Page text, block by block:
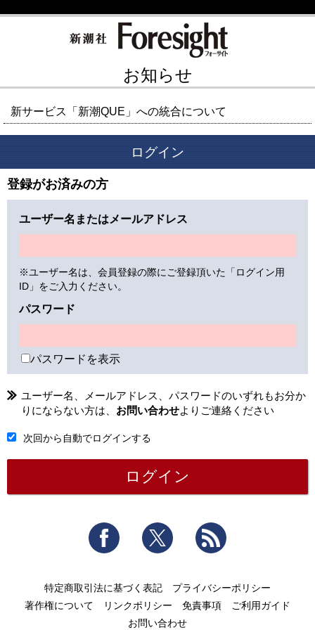
お知らせ
新サービス「新潮QUE」への統合について
ログイン
登録がお済みの方
ユーザー名またはメールアドレス
※ユーザー名は、会員登録の際にご登録頂いた「ログイン用
ID」をご入力ください。
パスワード
パスワードを表示
ユーザー名、メールアドレス、パスワードのいずれもお分か
りにならない方は、 お問い合わせよりご連絡ください
次回から自動でログインする
Facebook Twitter
特定商取引法に基づく表記
プライバシーポリシー
著作権について
リンクポリシー 免責事項
ご利用ガイド
お問い合わせ